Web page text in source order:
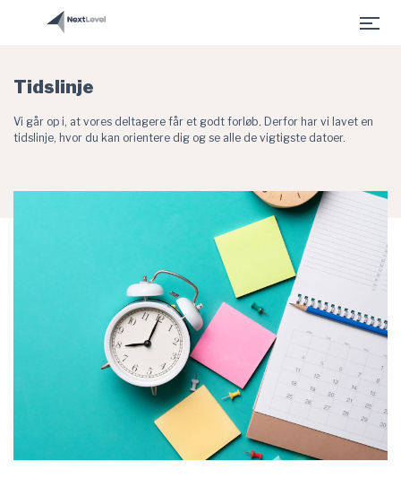
Gå til hovedindhold
Tidslinje
Vi går op i, at vores deltagere får et godt forløb. Derfor har vi lavet en
tidslinje, hvor du kan orientere dig og se alle de vigtigste datoer.